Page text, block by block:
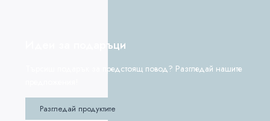
Идеи за подаръци
Търсиш подарък за предстоящ повод? Разгледай нашите
Разгледай продуктите